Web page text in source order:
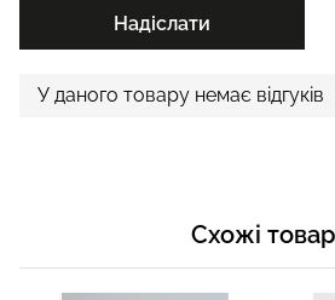
Надіслати
У даного товару немає відгуків
Схожі